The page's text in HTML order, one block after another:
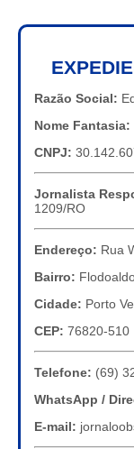
Razão Social:
Nome Fantasia:
CNPJ:
Jornalista
1209/RO
Endereço: Rua
Bairro:
Cidade: Porto
CEP: 76820-510
Telefone: (69)
WhatsApp /
E-mail: